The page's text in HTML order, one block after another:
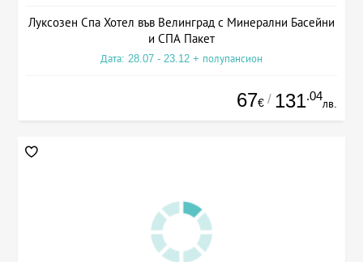
Луксозен Спа Хотел във Велинград с Минерални Басейни
и СПА Пакет
Дата: 28.07 - 23.12 + полупансион
67€ / 131.04
лв.